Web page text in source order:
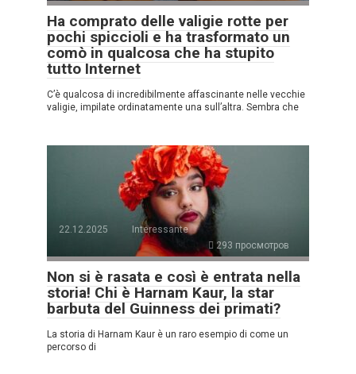
Ha comprato delle valigie rotte per
pochi spiccioli e ha trasformato un
comò in qualcosa che ha stupito
tutto Internet
C’è qualcosa di incredibilmente affascinante nelle vecchie
valigie, impilate ordinatamente una sull’altra. Sembra che
22.12.2025
Interessante
293 просмотров
Non si è rasata e così è entrata nella
storia! Chi è Harnam Kaur, la star
barbuta del Guinness dei primati?
La storia di Harnam Kaur è un raro esempio di come un
percorso di